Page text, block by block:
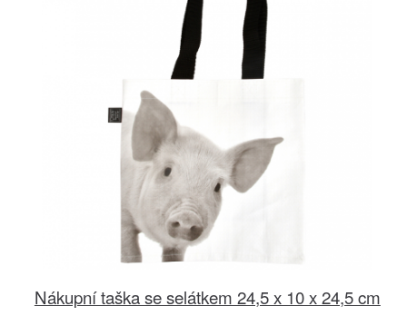
Nákupní taška se selátkem 24,5 x 10 x 24,5 cm